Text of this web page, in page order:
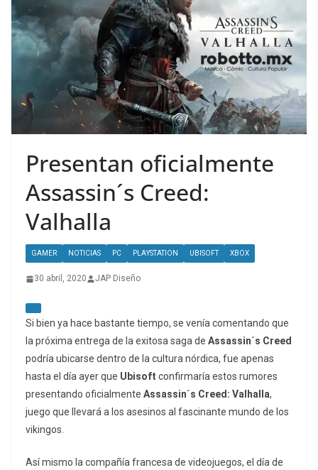
Presentan oficialmente
Assassin´s Creed:
Valhalla
GAMER NOTICIAS PC PLAYSTATION UBISOFT XBOX
30 abril, 2020 JAP Diseño
Si bien ya hace bastante tiempo, se venía comentando que
la próxima entrega de la exitosa saga de Assassin´s Creed
podría ubicarse dentro de la cultura nórdica, fue apenas
hasta el día ayer que Ubisoft confirmaría estos rumores
presentando oficialmente Assassin´s Creed: Valhalla,
juego que llevará a los asesinos al fascinante mundo de los
vikingos.
Así mismo la compañía francesa de videojuegos, el día de